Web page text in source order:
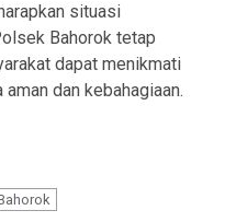
situasi
Bahorok tetap
dapat menikmati
dan kebahagiaan.